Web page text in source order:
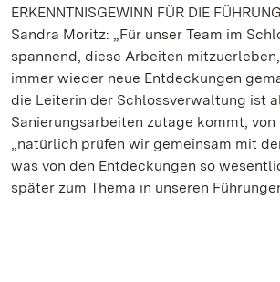
ERKENNTNISGEWINN FÜR DIE
Sandra Moritz: „Für unser Team im
spannend, diese Arbeiten
immer wieder neue Entdeckungen
die Leiterin der Schlossverwaltung ist
Sanierungsarbeiten zutage kommt, von
„natürlich prüfen wir gemeinsam mit
was von den Entdeckungen so
später zum Thema in unseren